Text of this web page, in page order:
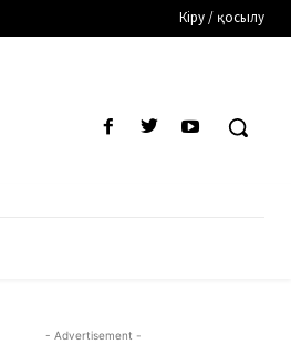
Кіру / қосылу
- Advertisement -